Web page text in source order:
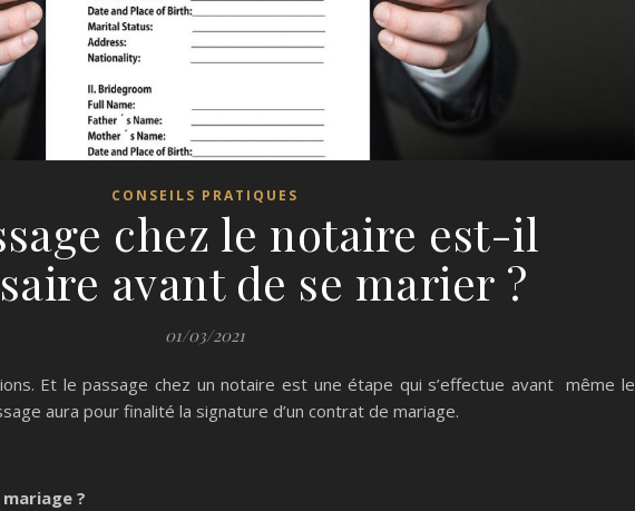
CONSEILS PRATIQUES
chez le notaire est-il
avant de se marier ?
01/03/2021
Et le passage chez un notaire est une étape qui s’effectue avant même le
aura pour finalité la signature d’un contrat de mariage.
?